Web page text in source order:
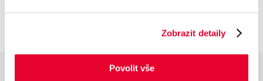
Zobrazit detaily
Povolit vše